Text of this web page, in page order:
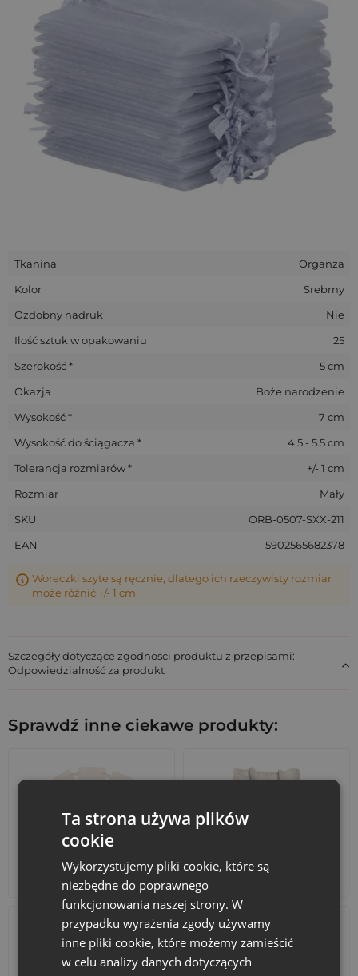
upominku dla bliskiej osoby - zaś prezentowany pakiet
25
sztuk
Tkanina
Organza
Kolor
Srebrny
Ozdobny nadruk
Nie
Ilość sztuk w opakowaniu
25
Szerokość *
5 cm
Okazja
Boże narodzenie
Wysokość *
7 cm
Wysokość do ściągacza *
4.5 - 5.5 cm
Tolerancja rozmiarów *
+/- 1 cm
Rozmiar
Mały
SKU
ORB-0507-SXX-211
EAN
5902565682378
Woreczki szyte są ręcznie, dlatego ich rzeczywisty rozmiar
może różnić +/- 1 cm
Szczegóły dotyczące zgodności produktu z przepisami:
Odpowiedzialność za produkt
Sprawdź inne ciekawe produkty:
Kalendarze adwentowe Torby bawełniane
Ta strona używa plików
cookie
Wykorzystujemy pliki cookie, które są
niezbędne do poprawnego
funkcjonowania naszej strony. W
przypadku wyrażenia zgody używamy
inne pliki cookie, które możemy zamieścić
w celu analizy danych dotyczących